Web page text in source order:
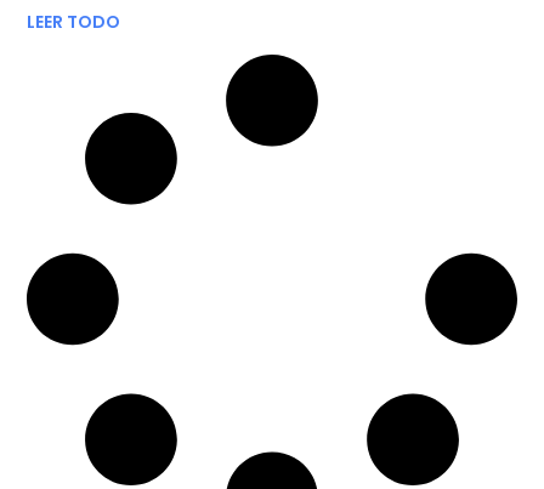
LEER TODO